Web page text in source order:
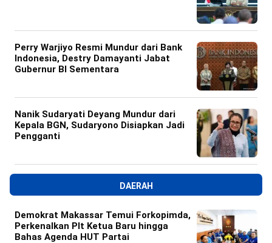
Perry Warjiyo Resmi Mundur dari Bank
Indonesia, Destry Damayanti Jabat
Gubernur BI Sementara
Nanik Sudaryati Deyang Mundur dari
Kepala BGN, Sudaryono Disiapkan Jadi
Pengganti
DAERAH
Demokrat Makassar Temui Forkopimda,
Perkenalkan Plt Ketua Baru hingga
Bahas Agenda HUT Partai